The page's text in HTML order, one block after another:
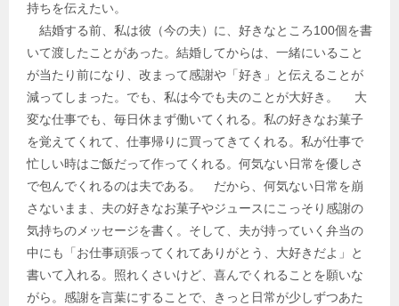
持ちを伝えたい。
結婚する前、私は彼（今の夫）に、好きなところ100個を書
いて渡したことがあった。結婚してからは、一緒にいること
が当たり前になり、改まって感謝や「好き」と伝えることが
減ってしまった。でも、私は今でも夫のことが大好き。 大
変な仕事でも、毎日休まず働いてくれる。私の好きなお菓子
を覚えてくれて、仕事帰りに買ってきてくれる。私が仕事で
忙しい時はご飯だって作ってくれる。何気ない日常を優しさ
で包んでくれるのは夫である。 だから、何気ない日常を崩
さないまま、夫の好きなお菓子やジュースにこっそり感謝の
気持ちのメッセージを書く。そして、夫が持っていく弁当の
中にも「お仕事頑張ってくれてありがとう、大好きだよ」と
書いて入れる。照れくさいけど、喜んでくれることを願いな
がら。感謝を言葉にすることで、きっと日常が少しずつあた